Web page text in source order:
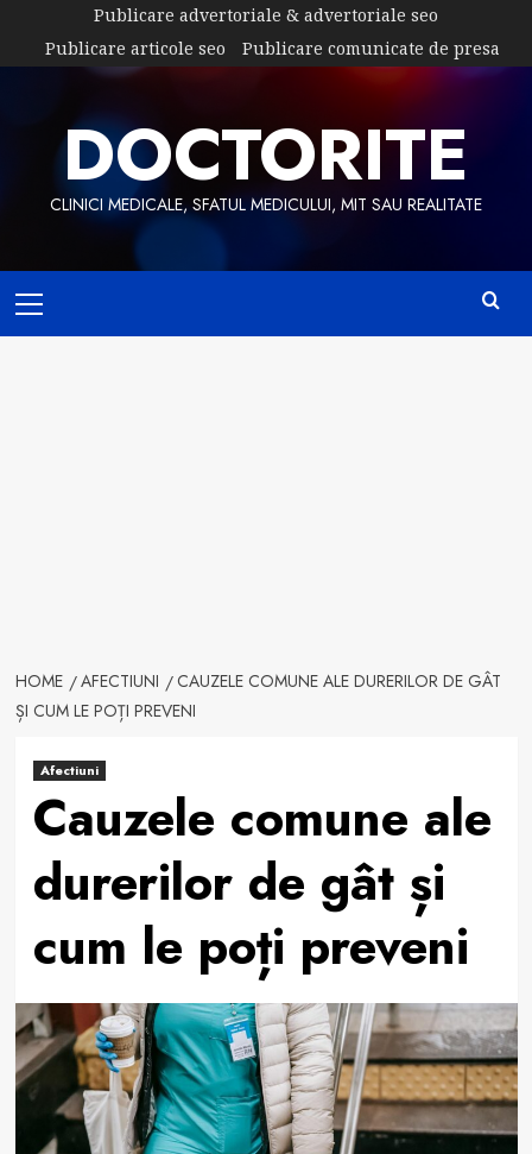
content
Publicare advertoriale & advertoriale seo
Publicare articole seo
Publicare comunicate de presa
DOCTORITE
CLINICI MEDICALE, SFATUL MEDICULUI, MIT SAU REALITATE
Menu
HOME AFECTIUNI
CAUZELE COMUNE ALE DURERILOR DE GÂT
ȘI CUM LE POȚI PREVENI
Afectiuni
Cauzele comune ale
durerilor de gât și
cum le poți preveni